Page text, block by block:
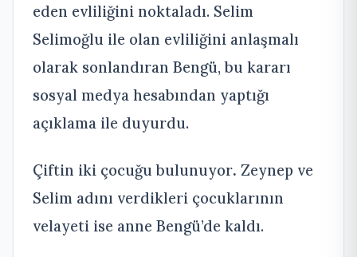
eden evliliğini noktaladı. Selim
Selimoğlu ile olan evliliğini anlaşmalı
olarak sonlandıran Bengü, bu kararı
sosyal medya hesabından yaptığı
açıklama ile duyurdu.
Çiftin iki çocuğu bulunuyor. Zeynep ve
Selim adını verdikleri çocuklarının
velayeti ise anne Bengü’de kaldı.